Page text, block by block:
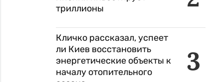
триллионы
3
Кличко рассказал, успеет
ли Киев восстановить
энергетические объекты к
началу отопительного